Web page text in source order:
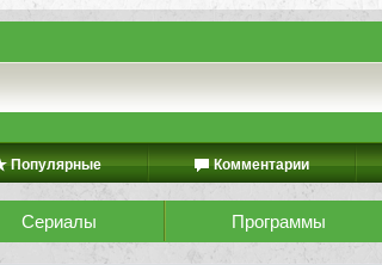
Популярные Комментарии
Сериалы Программы